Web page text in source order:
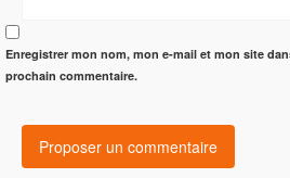
Enregistrer mon nom, mon e-mail et mon site
prochain commentaire.